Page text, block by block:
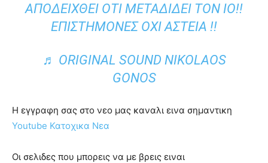
ΑΠΟΔΕΙΧΘΕΙ ΟΤΙ ΜΕΤΑΔΙΔΕΙ ΤΟΝ ΙΟ!!
ΕΠΙΣΤΗΜΟΝΕΣ ΟΧΙ ΑΣΤΕΙΑ !!
♬ ORIGINAL SOUND NIKOLAOS
GONOS
Η εγγραφη σας στο νεο μας καναλι εινα σημαντικη
Youtube Κατοχικα Νεα
Οι σελιδες που μπορεις να με βρεις ειναι